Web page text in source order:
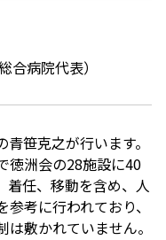
病院代表）
笹克之が行います。
徳洲会の28施設に40
着任、移動を含め、人
考に行われており、
敷かれていません。